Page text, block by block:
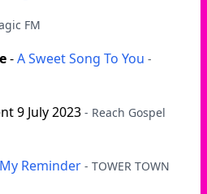
FM
-A Sweet Song To You -
9 July 2023 - Reach Gospel
My Reminder - TOWER TOWN